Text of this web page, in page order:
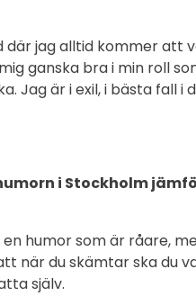
jag alltid kommer att
ganska bra i min roll
Jag är i exil, i bästa fall i
i Stockholm
humor som är råare,
när du skämtar ska du
själv.